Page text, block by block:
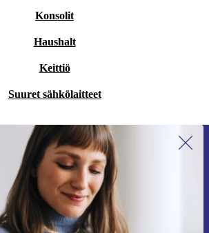
Konsolit
Haushalt
Keittiö
Suuret sähkölaitteet
ensimmäistä kertaa uutiskirjeen
ja säästä 15 €!
missaa enää yhtäkään tarjousta.